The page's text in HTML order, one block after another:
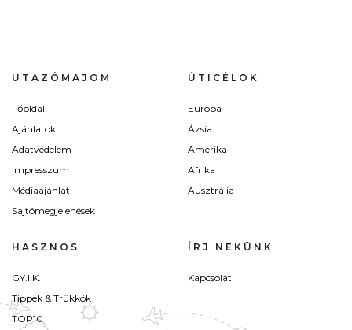
UTAZÓMAJOM
Főoldal
Ajánlatok
Adatvédelem
Impresszum
Médiaajánlat
Sajtómegjelenések
ÚTICÉLOK
Európa
Ázsia
Amerika
Afrika
Ausztrália
HASZNOS
GY.I.K.
Tippek & Trükkök
TOP10
ÍRJ NEKÜNK
Kapcsolat